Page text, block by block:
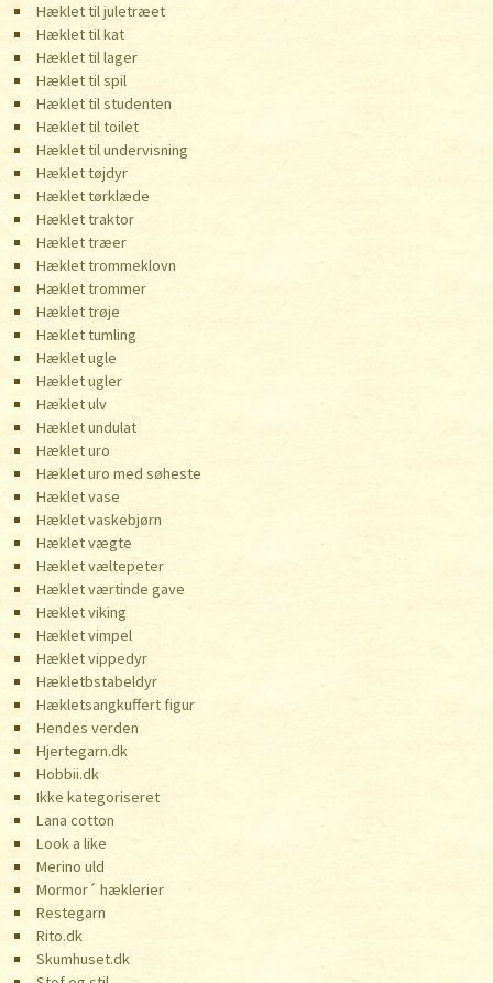
Hæklet til juletræet
Hæklet til kat
Hæklet til lager
Hæklet til spil
Hæklet til studenten
Hæklet til toilet
Hæklet til undervisning
Hæklet tøjdyr
Hæklet tørklæde
Hæklet traktor
Hæklet træer
Hæklet trommeklovn
Hæklet trommer
Hæklet trøje
Hæklet tumling
Hæklet ugle
Hæklet ugler
Hæklet ulv
Hæklet undulat
Hæklet uro
Hæklet uro med søheste
Hæklet vase
Hæklet vaskebjørn
Hæklet vægte
Hæklet væltepeter
Hæklet værtinde gave
Hæklet viking
Hæklet vimpel
Hæklet vippedyr
Hækletbstabeldyr
Hækletsangkuffert figur
Hendes verden
Hjertegarn.dk
Hobbii.dk
Ikke kategoriseret
Lana cotton
Look a like
Merino uld
Mormor´ hæklerier
Restegarn
Rito.dk
Skumhuset.dk